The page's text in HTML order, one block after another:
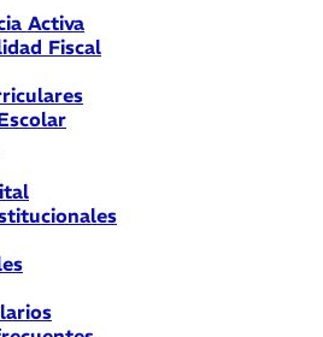
Activa
Fiscal